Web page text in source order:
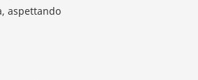
aspettando